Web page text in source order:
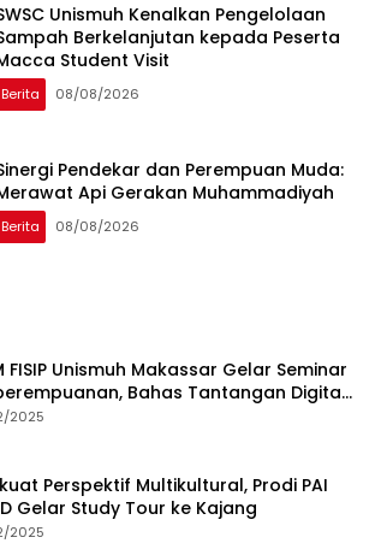
Unismuh Kenalkan Pengelolaan
Berkelanjutan kepada Peserta
Student Visit
Berita 08/08/2026
Pendekar dan Perempuan Muda:
Api Gerakan Muhammadiyah
Berita 08/08/2026
FISIP Unismuh Makassar Gelar Seminar
Bahas Tantangan Digital
Budaya Lokal
2025
Perspektif Multikultural, Prodi PAI
Gelar Study Tour ke Kajang
2025